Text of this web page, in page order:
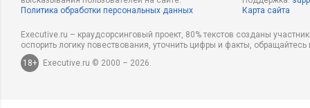
Политика обработки персональных данных
Карта сайта
Executive.ru – краудсорсинговый проект, 80% текстов созданы
оспорить логику повествования, уточнить цифры и факты,
18+
Executive.ru © 2000 – 2026.